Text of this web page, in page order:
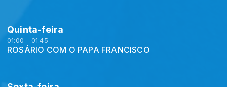
Quinta-feira
01:00 - 01:45
ROSÁRIO COM O PAPA FRANCISCO